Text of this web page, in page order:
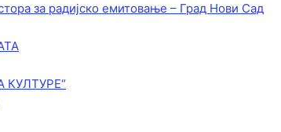
за радијско емитовање – Град Нови Сад